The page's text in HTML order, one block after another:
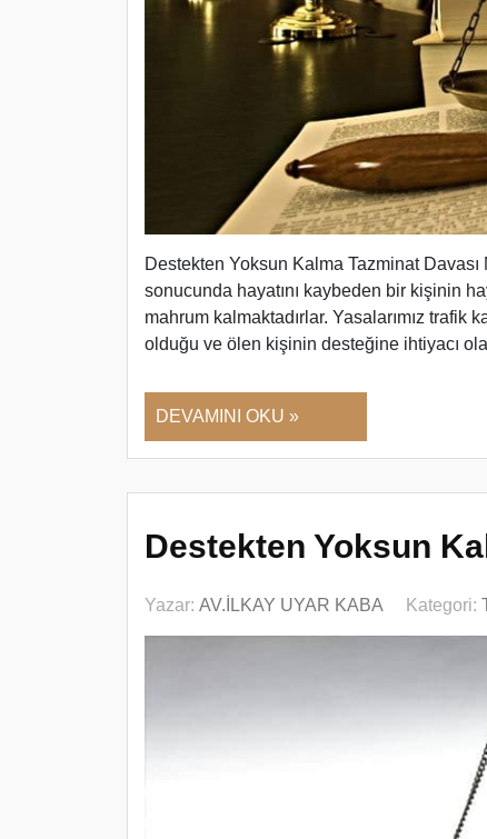
Destekten Yoksun Kalma Tazminat Davası
sonucunda hayatını kaybeden bir kişinin
mahrum kalmaktadırlar. Yasalarımız trafik
olduğu ve ölen kişinin desteğine ihtiyacı
DEVAMINI OKU »
Destekten Yoksun
Yazar: AV.İLKAY UYAR KABA Kategori: